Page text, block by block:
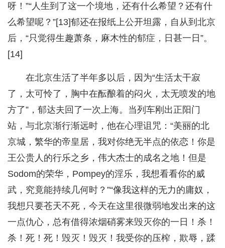
呀！”“人生到了这一个境地，还有什么希望？还有什
么希望呢？”[13]郁还在报纸上公开坦露，自从到北京
后，“只觉得生趣萧条，麻木性的郁症，日甚一日”。
[14]
在北京生活了半年多以后，因为“生活太干寂
了，太可怜了，胸中在酝酿着的闷火，太无喷发的地
方了”，郁达夫回了一次上海。当列车刚出正阳门
站，与北京渐行渐远时，他在心理诅咒：“美丽的北
京城，繁华的帝皇居，我对你绝无半点的依恋！你是
王公贵人的行乐之乡，伟大杰士的成名之地！但是
Sodom的荣华，Pompey的淫乐，我想看看你的威
武，究竟能持续几何时？”“像我这样的无力的庸奴，
我想只要苍天不死，今天在这里很微弱地发出来的这
一点仇心，总有借得浓烟硝雾来毁灭你的一日！杀！
杀！死！死！毁灭！毁灭！我受你的压榨，欺辱，蹂